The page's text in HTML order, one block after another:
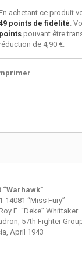
achetant ce produit
points de fidélité.
pointspouvant être
de 4,90 €.
“Warhawk”
14081 “Miss Fury”
E. “Deke” Whittaker
57th Fighter
April 1943